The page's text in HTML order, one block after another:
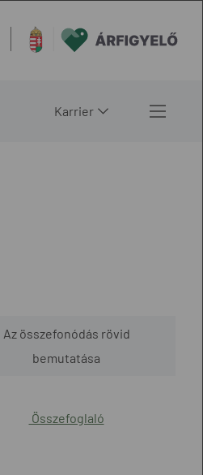
Karrier
Az összefonódás rövid
bemutatása
Összefoglaló